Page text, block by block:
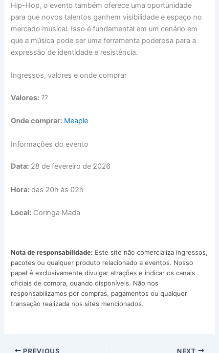
Hip-Hop, o evento também oferece uma oportunidade
para que novos talentos ganhem visibilidade e espaço no
mercado musical. Isso é fundamental em um cenário em
que a música pode ser uma ferramenta poderosa para a
expressão de identidade e resistência.
Ingressos, valores e onde comprar
Valores: ??
Onde comprar: Meaple
Informações do evento
Data: 28 de fevereiro de 2026
Hora: das 20h às 02h
Local: Coringa Mada
Nota de responsabilidade: Este site não comercializa ingressos,
pacotes ou qualquer produto relacionado a eventos. Nosso
papel é exclusivamente divulgar atrações e indicar os canais
oficiais de compra, quando disponíveis. Não nos
responsabilizamos por compras, pagamentos ou qualquer
transação realizada nos sites mencionados.
PREVIOUS NEXT